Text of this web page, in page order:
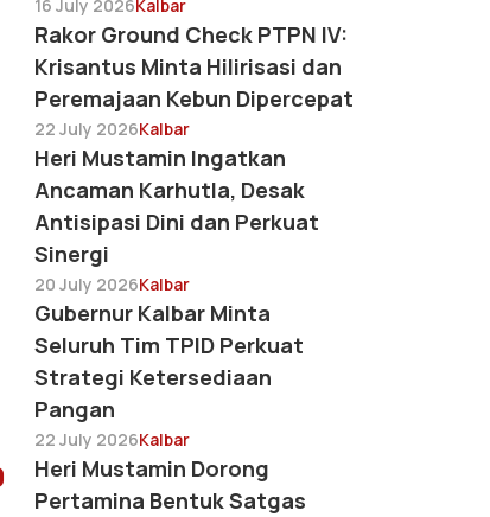
16 July 2026Kalbar
Rakor Ground Check PTPN IV:
Krisantus Minta Hilirisasi dan
Peremajaan Kebun Dipercepat
22 July 2026Kalbar
Heri Mustamin Ingatkan
Ancaman Karhutla, Desak
Antisipasi Dini dan Perkuat
Sinergi
20 July 2026Kalbar
Gubernur Kalbar Minta
Seluruh Tim TPID Perkuat
Strategi Ketersediaan
Pangan
22 July 2026Kalbar
Heri Mustamin Dorong
Pertamina Bentuk Satgas